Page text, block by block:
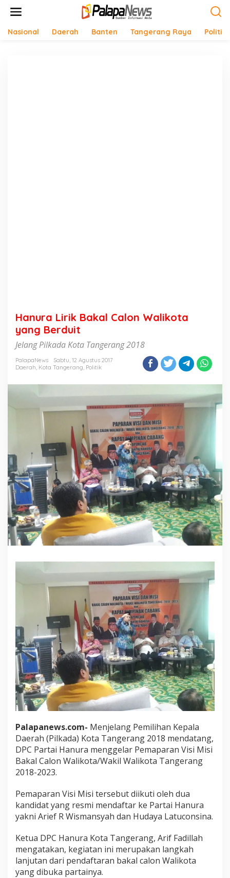
Nasional Daerah Banten Tangerang Raya Politik
Hanura Lirik Bakal Calon Walikota
yang Berduit
Jelang Pilkada Kota Tangerang 2018
PalapaNews
Sabtu, 12 Agustus 2017
Daerah, Kota Tangerang, Politik
Palapanews.com- Menjelang Pemilihan Kepala
Daerah (Pilkada) Kota Tangerang 2018 mendatang,
DPC Partai Hanura menggelar Pemaparan Visi Misi
Bakal Calon Walikota/Wakil Walikota Tangerang
2018-2023.
Pemaparan Visi Misi tersebut diikuti oleh dua
kandidat yang resmi mendaftar ke Partai Hanura
yakni Arief R Wismansyah dan Hudaya Latuconsina.
Ketua DPC Hanura Kota Tangerang, Arif Fadillah
mengatakan, kegiatan ini merupakan langkah
lanjutan dari pendaftaran bakal calon Walikota
yang dibuka partainya.